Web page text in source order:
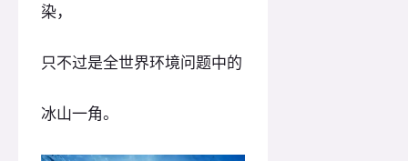
染，
只不过是全世界环境问题中的
冰山一角。